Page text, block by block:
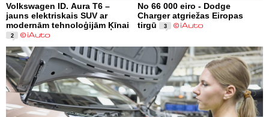
Volkswagen ID. Aura T6 –
jauns elektriskais SUV ar
modernām tehnoloģijām Ķīnai
2
No 66 000 eiro - Dodge
Charger atgriežas Eiropas
tirgū
3